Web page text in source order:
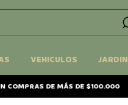
VEHICULOS JARDIN
DE MÁS DE $100.000 -